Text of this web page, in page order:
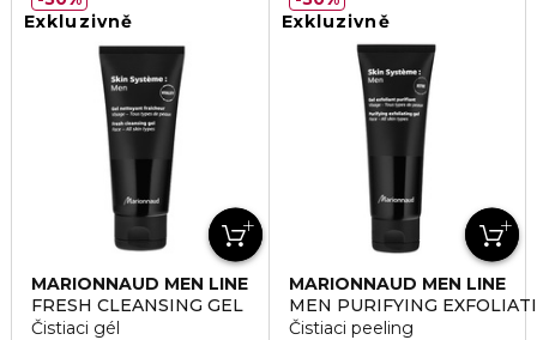
Exkluzivně
MARIONNAUD MEN LINE
FRESH CLEANSING GEL
Čistiaci gél
Exkluzivně
MARIONNAUD MEN LINE
MEN PURIFYING
Čistiaci peeling